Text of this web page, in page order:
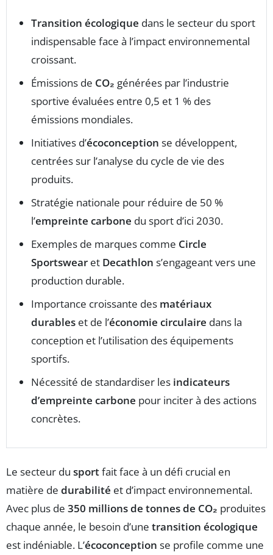
Transition écologique dans le secteur du sport
indispensable face à l’impact environnemental
croissant.
Émissions de CO₂ générées par l’industrie
sportive évaluées entre 0,5 et 1 % des
émissions mondiales.
Initiatives d’écoconception se développent,
centrées sur l’analyse du cycle de vie des
produits.
Stratégie nationale pour réduire de 50 %
l’empreinte carbone du sport d’ici 2030.
Exemples de marques comme Circle
Sportswear et Decathlon s’engageant vers une
production durable.
Importance croissante des matériaux
durables et de l’économie circulaire dans la
conception et l’utilisation des équipements
sportifs.
Nécessité de standardiser les indicateurs
d’empreinte carbone pour inciter à des actions
concrètes.
Le secteur du sportfait face à un défi crucial en
matière de durabilité et d’impact environnemental.
Avec plus de 350 millions de tonnes de CO₂ produites
chaque année, le besoin d’une transition écologique
est indéniable. L’écoconception se profile comme une